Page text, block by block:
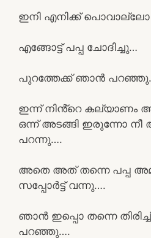
ഇനി എനിക്ക്
എങ്ങോട്ട് പപ്പ ചോദിച്ചു…
പുറത്തേക്ക് ഞാൻ
ഇന്ന് നിൻ്റെ കല്യാണം
ഒന്ന് അടങ്ങി ഇരുന്നോ നീ
പറന്നു….
അതെ അത് തന്നെ പപ്പ
സപ്പോർട്ട് വന്നു….
ഞാൻ ഇപ്പൊ തന്നെ
പറഞ്ഞു….